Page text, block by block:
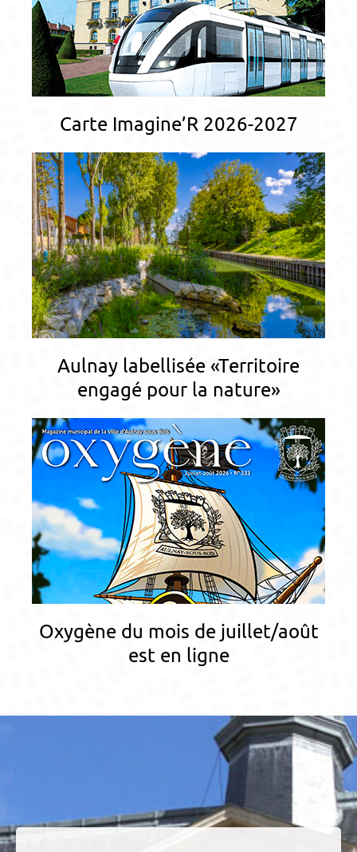
Carte Imagine’R 2026-2027
Aulnay labellisée «Territoire
engagé pour la nature»
Oxygène du mois de juillet/août
est en ligne